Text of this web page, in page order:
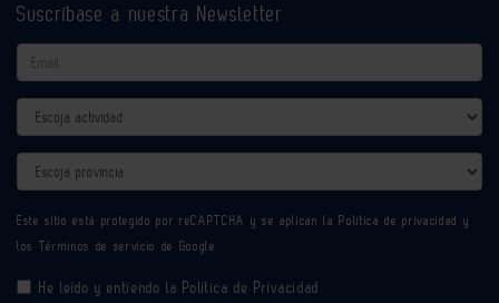
Suscríbase a nuestra Newsletter
Email
Actividad
Provincia
Este sitio está protegido por reCAPTCHA y se aplican la Política de privacidad y
los Términos de servicio de Google.
He leído y entiendo la Política de Privacidad